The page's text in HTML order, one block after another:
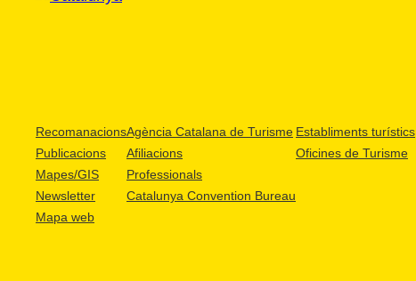
Recomanacions
Publicacions
Mapes/GIS
Newsletter
Mapa web
Agència Catalana de Turisme
Afiliacions
Professionals
Catalunya Convention Bureau
Establiments turístics
Oficines de Turisme